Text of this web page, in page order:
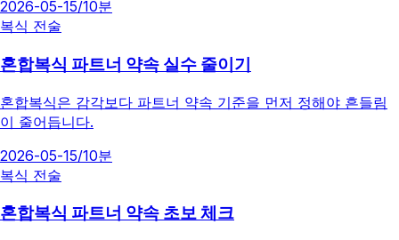
2026-05-15/10분
복식 전술
혼합복식 파트너 약속 실수 줄이기
혼합복식은 감각보다 파트너 약속 기준을 먼저 정해야 흔들림
이 줄어듭니다.
2026-05-15/10분
복식 전술
혼합복식 파트너 약속 초보 체크